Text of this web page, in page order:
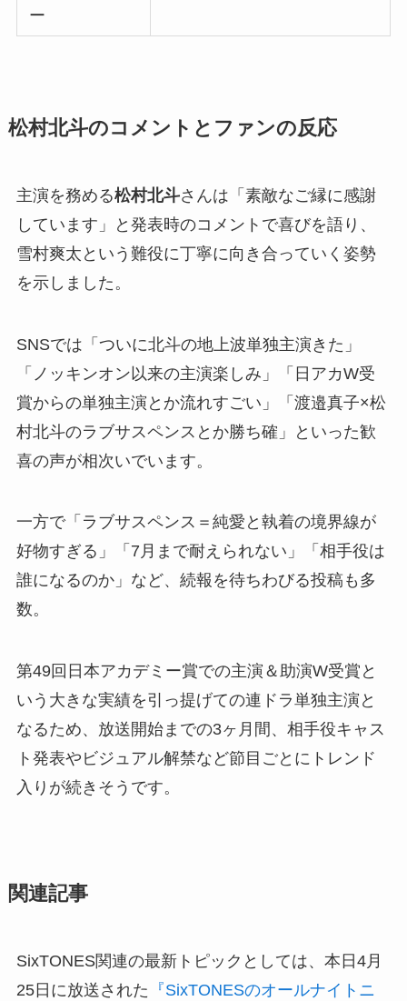
ー
松村北斗のコメントとファンの反応
主演を務める松村北斗さんは「素敵なご縁に感謝
しています」と発表時のコメントで喜びを語り、
雪村爽太という難役に丁寧に向き合っていく姿勢
を示しました。
SNSでは「ついに北斗の地上波単独主演きた」
「ノッキンオン以来の主演楽しみ」「日アカW受
賞からの単独主演とか流れすごい」「渡邉真子×松
村北斗のラブサスペンスとか勝ち確」といった歓
喜の声が相次いでいます。
一方で「ラブサスペンス＝純愛と執着の境界線が
好物すぎる」「7月まで耐えられない」「相手役は
誰になるのか」など、続報を待ちわびる投稿も多
数。
第49回日本アカデミー賞での主演＆助演W受賞と
いう大きな実績を引っ提げての連ドラ単独主演と
なるため、放送開始までの3ヶ月間、相手役キャス
ト発表やビジュアル解禁など節目ごとにトレンド
入りが続きそうです。
関連記事
SixTONES関連の最新トピックとしては、本日4月
25日に放送された 『SixTONESのオールナイトニ